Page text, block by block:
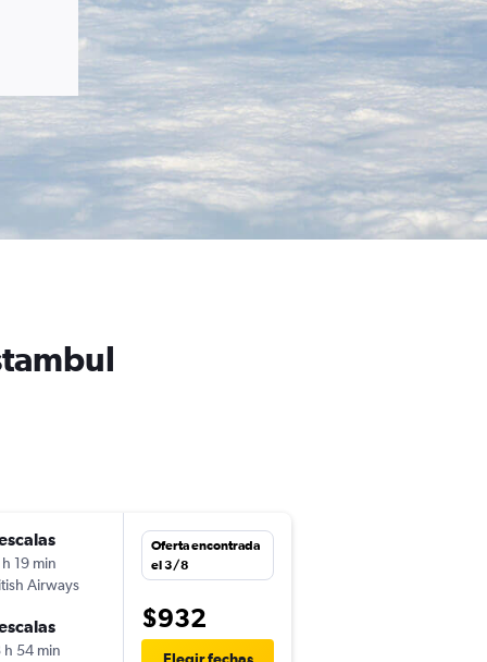
h 19 min
Airways
h 54 min
Oferta encontrada
el 3/8
$932